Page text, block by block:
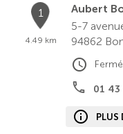
1
4.49 km
Aubert
5-7
94862
01 43
Fermé
PLUS